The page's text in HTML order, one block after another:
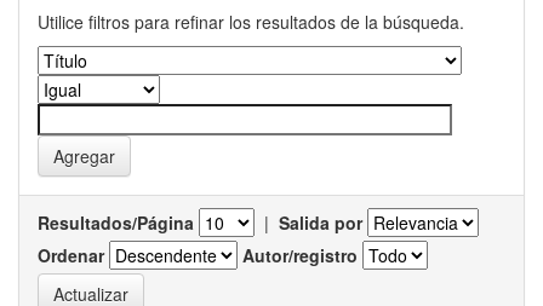
Utilice filtros para refinar los resultados de la búsqueda.
Resultados/Página | Salida por
Ordenar
Autor/registro